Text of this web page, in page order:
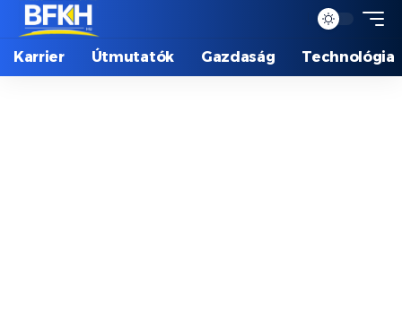
Karrier Útmutatók Gazdaság Technológia